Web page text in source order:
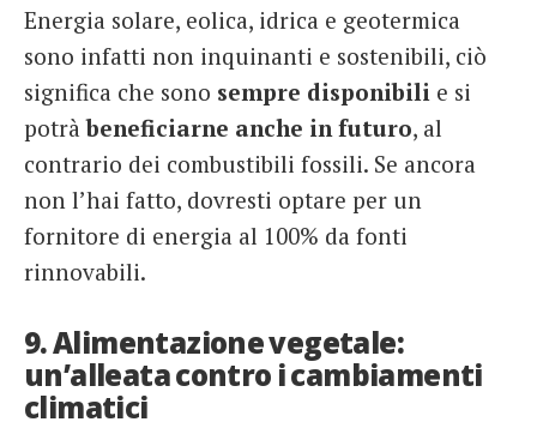
Energia solare, eolica, idrica e geotermica
sono infatti non inquinanti e sostenibili, ciò
significa che sono sempre disponibili e si
potràbeneficiarne anche in futuro, al
contrario dei combustibili fossili. Se ancora
non l’hai fatto, dovresti optare per un
fornitore di energia al 100% da fonti
rinnovabili.
9. Alimentazione vegetale:
un’alleata contro i cambiamenti
climatici